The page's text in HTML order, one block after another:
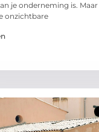
je onderneming is.
onzichtbare